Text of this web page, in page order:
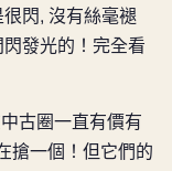
閃, 沒有絲毫褪
閃發光的！完全看
古圈一直有價有
搶一個！但它們的